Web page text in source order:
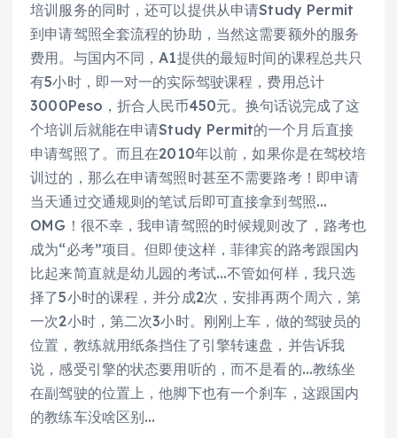
培训服务的同时，还可以提供从申请Study Permit
到申请驾照全套流程的协助，当然这需要额外的服务
费用。与国内不同，A1提供的最短时间的课程总共只
有5小时，即一对一的实际驾驶课程，费用总计
3000Peso，折合人民币450元。换句话说完成了这
个培训后就能在申请Study Permit的一个月后直接
申请驾照了。而且在2010年以前，如果你是在驾校培
训过的，那么在申请驾照时甚至不需要路考！即申请
当天通过交通规则的笔试后即可直接拿到驾照…
OMG！很不幸，我申请驾照的时候规则改了，路考也
成为“必考”项目。但即使这样，菲律宾的路考跟国内
比起来简直就是幼儿园的考试…不管如何样，我只选
择了5小时的课程，并分成2次，安排再两个周六，第
一次2小时，第二次3小时。刚刚上车，做的驾驶员的
位置，教练就用纸条挡住了引擎转速盘，并告诉我
说，感受引擎的状态要用听的，而不是看的…教练坐
在副驾驶的位置上，他脚下也有一个刹车，这跟国内
的教练车没啥区别…